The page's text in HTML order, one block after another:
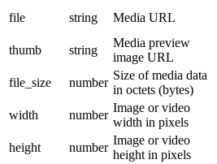
file string Media URL
thumb
string
Media preview
image URL
file_size
number
Size of media data
in octets (bytes)
width
number
Image or video
width in pixels
height
number
Image or video
height in pixels